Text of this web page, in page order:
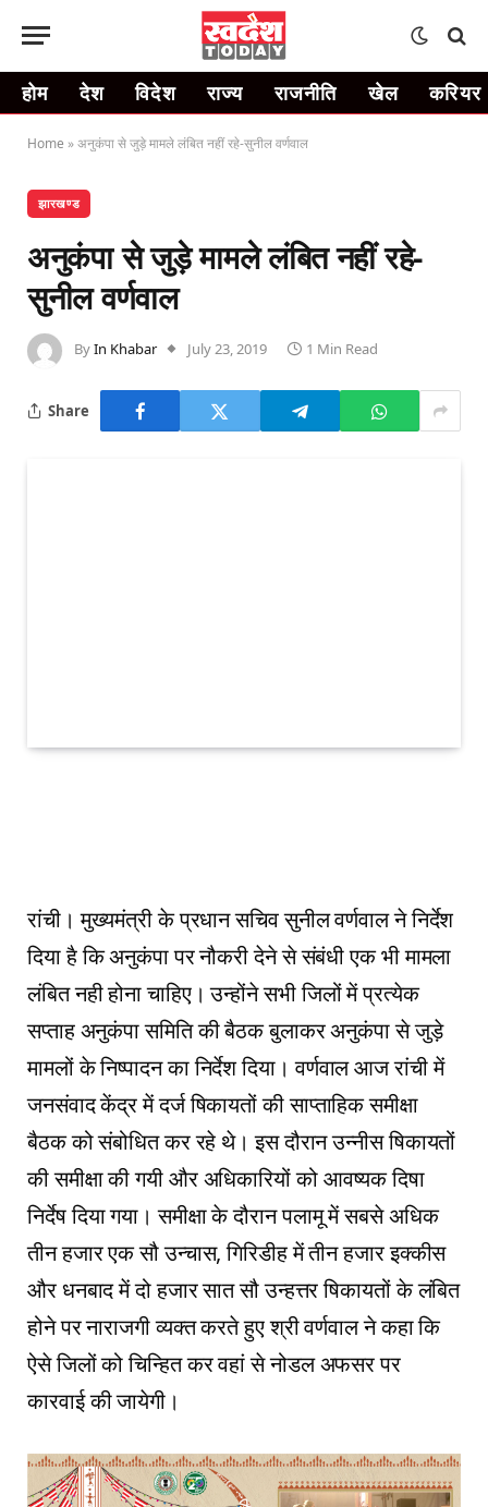
होम देश विदेश राज्य राजनीति खेल करियर
Home »अनुकंपा से जुड़े मामले लंबित नहीं रहे-सुनील वर्णवाल
झारखण्ड
अनुकंपा से जुड़े मामले लंबित नहीं रहे-
सुनील वर्णवाल
ByIn Khabar July 23, 2019 1 Min Read
Share
रांची। मुख्यमंत्री के प्रधान सचिव सुनील वर्णवाल ने निर्देश
दिया है कि अनुकंपा पर नौकरी देने से संबंधी एक भी मामला
लंबित नही होना चाहिए। उन्होंने सभी जिलों में प्रत्येक
सप्ताह अनुकंपा समिति की बैठक बुलाकर अनुकंपा से जुड़े
मामलों के निष्पादन का निर्देश दिया। वर्णवाल आज रांची में
जनसंवाद केंद्र में दर्ज षिकायतों की साप्ताहिक समीक्षा
बैठक को संबोधित कर रहे थे। इस दौरान उन्नीस षिकायतों
की समीक्षा की गयी और अधिकारियों को आवष्यक दिषा
निर्देष दिया गया। समीक्षा के दौरान पलामू में सबसे अधिक
तीन हजार एक सौ उन्चास, गिरिडीह में तीन हजार इक्कीस
और धनबाद में दो हजार सात सौ उन्हत्तर षिकायतों के लंबित
होने पर नाराजगी व्यक्त करते हुए श्री वर्णवाल ने कहा कि
ऐसे जिलों को चिन्हित कर वहां से नोडल अफसर पर
कारवाई की जायेगी।